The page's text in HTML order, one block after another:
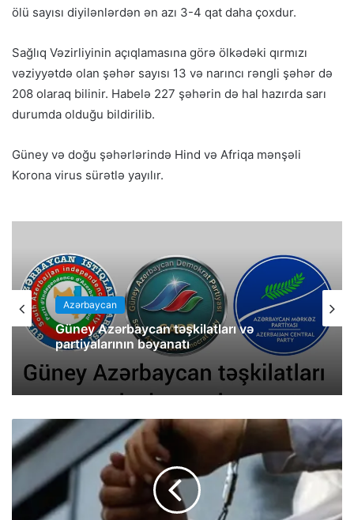
ölü sayısı diyilənlərdən ən azı 3-4 qat daha çoxdur.
Sağlıq Vəzirliyinin açıqlamasına görə ölkədəki qırmızı
vəziyyətdə olan şəhər sayısı 13 və narıncı rəngli şəhər də
208 olaraq bilinir. Habelə 227 şəhərin də hal hazırda sarı
durumda olduğu bildirilib.
Güney və doğu şəhərlərində Hind və Afriqa mənşəli
Korona virus sürətlə yayılır.
Azərbaycan
Güney Azərbaycan təşkilatları və
partiyalarının bəyanatı